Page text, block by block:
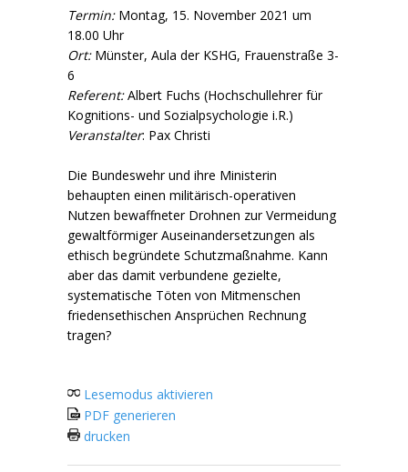
Termin:Montag, 15. November 2021 um
18.00 Uhr
Ort:Münster, Aula der KSHG, Frauenstraße 3-
6
Referent:Albert Fuchs (Hochschullehrer für
Kognitions- und Sozialpsychologie i.R.)
Veranstalter: Pax Christi
Die Bundeswehr und ihre Ministerin
behaupten einen militärisch-operativen
Nutzen bewaffneter Drohnen zur Vermeidung
gewaltförmiger Auseinandersetzungen als
ethisch begründete Schutzmaßnahme. Kann
aber das damit verbundene gezielte,
systematische Töten von Mitmenschen
friedensethischen Ansprüchen Rechnung
tragen?
Lesemodus aktivieren
PDF generieren
drucken